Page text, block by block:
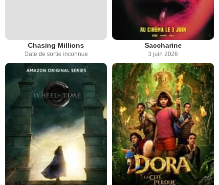
Chasing Millions
Date de sortie inconnue
Saccharine
3 juin 2026